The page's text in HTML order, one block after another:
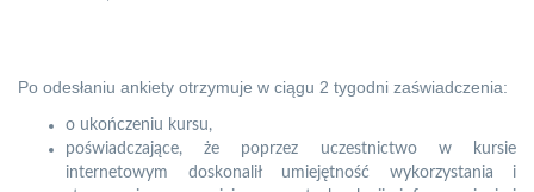
Po odesłaniu ankiety otrzymuje w ciągu 2 tygodni zaświadczenia:
o ukończeniu kursu,
poświadczające, że poprzez uczestnictwo w kursie
internetowym doskonalił umiejętność wykorzystania i